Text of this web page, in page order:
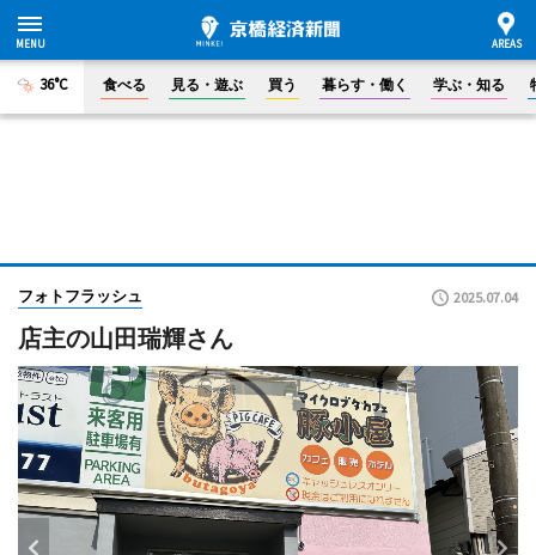
36°C 食べる 見る・遊ぶ 買う 暮らす・働く 学ぶ・知る
フォトフラッシュ 2025.07.04
店主の山田瑞輝さん